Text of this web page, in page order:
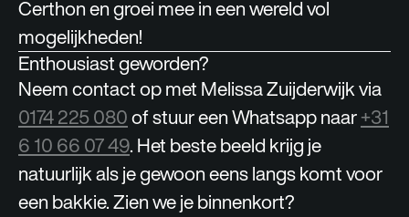
Certhon en groei mee in een wereld vol
mogelijkheden!
Enthousiast geworden?
Neem contact op met Melissa Zuijderwijk via
0174 225 080of stuur een Whatsapp naar+31
6 10 66 07 49. Het beste beeld krijg je
natuurlijk als je gewoon eens langs komt voor
een bakkie. Zien we je binnenkort?